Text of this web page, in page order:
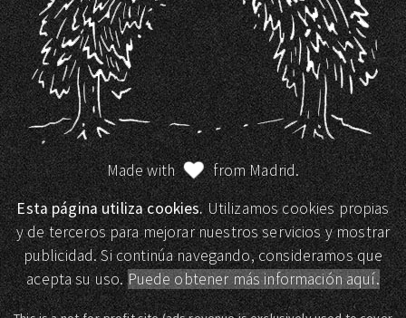
Made with
from Madrid.
Esta página utiliza cookies.Utilizamos cookies propias
y de terceros para mejorar nuestros servicios y mostrar
publicidad. Si continúa navegando, consideramos que
acepta su uso.Puede obtener más información aquí.